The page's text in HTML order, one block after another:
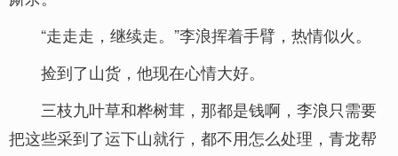
“走走走，继续走。”李浪挥着手臂，热情似火。
捡到了山货，他现在心情大好。
三枝九叶草和桦树茸，那都是钱啊，李浪只需要
把这些采到了运下山就行，都不用怎么处理，青龙帮